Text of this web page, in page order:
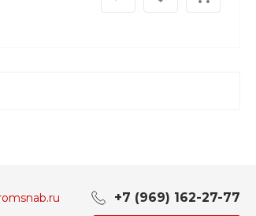
+7 (969) 162-27-77